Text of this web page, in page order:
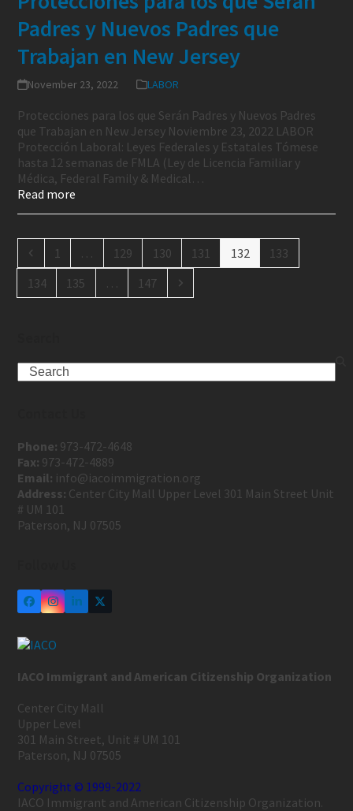
Padres y Nuevos Padres que
Trabajan en New Jersey
November 23, 2022 LABOR
Protecciones para los que Serán Padres y Nuevos Padres
que Trabajan en New Jersey Noviembre 23, 2022 LABOR
Protección Laboral: Leyes Federales y Estatales Tómese
hasta 12 semanas de FMLA (Ley de Licencia Familiar y
Médica, Federal Family & Medical…
Read more
1 … 129 130 131 132
133
134
135 … 147
Phone: 973-472-4648
Fax: 973-472-4889
Email: info@iacoimmigration.org
Address: Center City Mall Upper Level 301 Main Street Unit
# UM 101
Paterson, NJ 07505
IACO Immigrant and American Citizenship Organization
Center City Mall
Upper Level
301 Main Street, Unit # UM 101
Paterson, NJ 07505
Copyright © 1999-2022
IACO Immigrant and American Citizenship Organization.